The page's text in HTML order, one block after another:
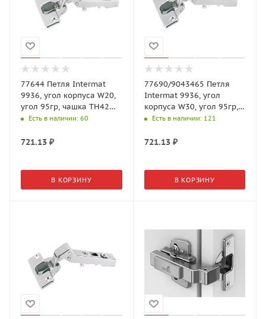
77644 Петля Intermat
9936, угол корпуса W20,
угол 95гр, чашка TH42
D35, накладная, B7
Есть в наличии: 60
721.13 ₽
В КОРЗИНУ
77690/9043465 Петля
Intermat 9936, угол
корпуса W30, угол 95гр,
чашка TH42 D35,
Есть в наличии: 121
721.13₽
В КОРЗИНУ